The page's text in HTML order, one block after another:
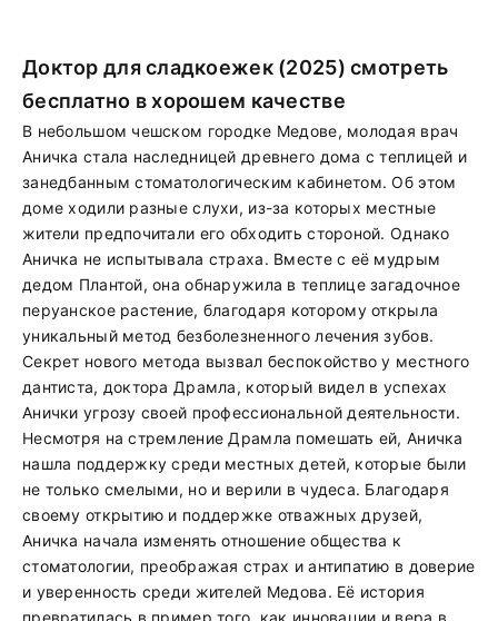
Доктор для сладкоежек (2025) смотреть
бесплатно в хорошем качестве
В небольшом чешском городке Медове, молодая врач
Аничка стала наследницей древнего дома с теплицей и
занедбанным стоматологическим кабинетом. Об этом
доме ходили разные слухи, из-за которых местные
жители предпочитали его обходить стороной. Однако
Аничка не испытывала страха. Вместе с её мудрым
дедом Плантой, она обнаружила в теплице загадочное
перуанское растение, благодаря которому открыла
уникальный метод безболезненного лечения зубов.
Секрет нового метода вызвал беспокойство у местного
дантиста, доктора Драмла, который видел в успехах
Анички угрозу своей профессиональной деятельности.
Несмотря на стремление Драмла помешать ей, Аничка
нашла поддержку среди местных детей, которые были
не только смелыми, но и верили в чудеса. Благодаря
своему открытию и поддержке отважных друзей,
Аничка начала изменять отношение общества к
стоматологии, преображая страх и антипатию в доверие
и уверенность среди жителей Медова. Её история
превратилась в пример того, как инновации и вера в